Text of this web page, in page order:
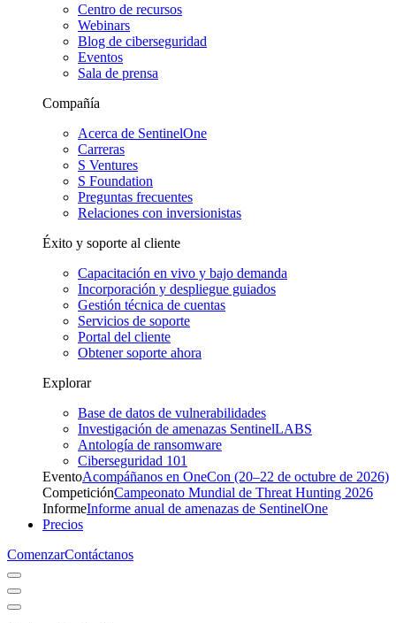
Centro de recursos
Webinars
Blog de ciberseguridad
Eventos
Sala de prensa
Compañía
Acerca de SentinelOne
Carreras
S Ventures
S Foundation
Preguntas frecuentes
Relaciones con inversionistas
Éxito y soporte al cliente
Capacitación en vivo y bajo demanda
Incorporación y despliegue guiados
Gestión técnica de cuentas
Servicios de soporte
Portal del cliente
Obtener soporte ahora
Explorar
Base de datos de vulnerabilidades
Investigación de amenazas SentinelLABS
Antología de ransomware
Ciberseguridad 101
EventoAcompáñanos en OneCon (20–22 de octubre de 2026)
CompeticiónCampeonato Mundial de Threat Hunting 2026
InformeInforme anual de amenazas de SentinelOne
Precios
ComenzarContáctanos